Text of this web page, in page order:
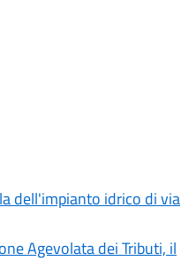
dell'impianto idrico di via
Agevolata dei Tributi, il